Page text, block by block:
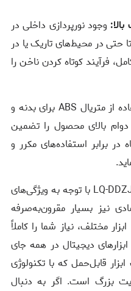
وجود نورپردازی داخلی در
در محیط‌های تاریک یا در
فرآیند کوتاه کردن ناخن را
استفاده از متریال ABS برای بدنه و
بالای محصول را تضمین
برابر استفاده‌های مکرر و
ناخن گیر برقی لایدستو مدل LQ-DDZJD03 با توجه به ویژگی‌های
نیز بسیار مقرون‌به‌صرفه
مختلف، نیاز شما را کاملاً
دیجیتال در همه جای
قابل‌حمل که با تکنولوژی
بزرگ است. اگر به دنبال